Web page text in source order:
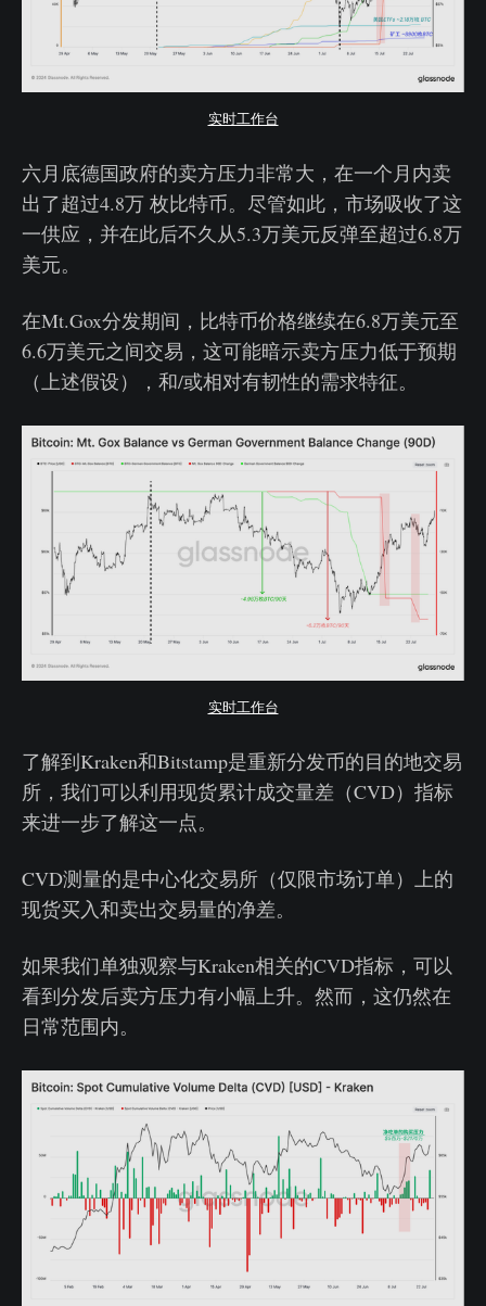
实时工作台
六月底德国政府的卖方压力非常大，在一个月内卖
出了超过4.8万 枚比特币。尽管如此，市场吸收了这
一供应，并在此后不久从5.3万美元反弹至超过6.8万
美元。
在Mt.Gox分发期间，比特币价格继续在6.8万美元至
6.6万美元之间交易，这可能暗示卖方压力低于预期
（上述假设），和/或相对有韧性的需求特征。
实时工作台
了解到Kraken和Bitstamp是重新分发币的目的地交易
所，我们可以利用现货累计成交量差（CVD）指标
来进一步了解这一点。
CVD测量的是中心化交易所（仅限市场订单）上的
现货买入和卖出交易量的净差。
如果我们单独观察与Kraken相关的CVD指标，可以
看到分发后卖方压力有小幅上升。然而，这仍然在
日常范围内。